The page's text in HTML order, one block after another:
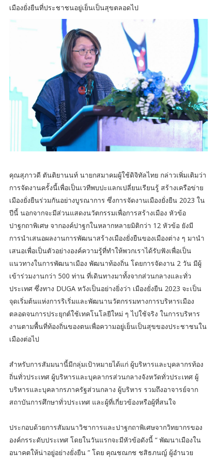
เมืองยั่งยืนที่ประชาชนอยู่เย็นเป็นสุขตลอดไป
คุณสุภาวดี ตันติยานนท์ นายกสมาคมผู้ใช้ดิจิทัลไทย กล่าวเพิ่มเติมว่า
การจัดงานครั้งนี้เพื่อเป็นเวทีพบปะแลกเปลี่ยนเรียนรู้ สร้างเครือข่าย
เมืองยั่งยืนร่วมกันอย่างบูรณาการ ซึ่งการจัดงานเมืองยั่งยืน 2023 ใน
ปีนี้ นอกจากจะมีส่วนแสดงนวัตกรรมเพื่อการสร้างเมือง หัวข้อ
ปาฐกถาพิเศษ จากองค์ปาฐกในหลากหลายมิติกว่า 12 หัวข้อ ยังมี
การนำเสนอผลงานการพัฒนาสร้างเมืองยั่งยืนของเมืองต่าง ๆ มานำ
เสนอเพื่อเป็นตัวอย่างองค์ความรู้ที่ทำให้พวกเราได้รับฟังเพื่อเป็น
แนวทางในการพัฒนาเมือง พัฒนาท้องถิ่น โดยการจัดงาน 2 วัน มีผู้
เข้าร่วมงานกว่า 500 ท่าน ที่เดินทางมาทั้งจากส่วนกลางและทั่ว
ประเทศ ซึ่งทาง DUGA หวังเป็นอย่างยิ่งว่า เมืองยั่งยืน 2023 จะเป็น
จุดเริ่มต้นแห่งการริเริ่มและพัฒนานวัตกรรมทางการบริหารเมือง
ตลอดจนการประยุกต์ใช้เทคโนโลยีใหม่ ๆ ไปใช้จริง ในการบริหาร
งานตามพื้นที่ท้องถิ่นของตนเพื่อความอยู่เย็นเป็นสุขของประชาชนใน
เมืองต่อไป
สำหรับการสัมมนานี้มีกลุ่มเป้าหมายได้แก่ ผู้บริหารและบุคลากรท้อง
ถิ่นทั่วประเทศ ผู้บริหารและบุคลากรส่วนกลางจังหวัดทั่วประเทศ ผู้
บริหารและบุคลากรภาครัฐส่วนกลาง ผู้บริหาร รวมถึงอาจารย์จาก
สถาบันการศึกษาทั่วประเทศ และผู้ที่เกี่ยวข้องหรือผู้ที่สนใจ
ประกอบด้วยการสัมมนาวิชาการและปาฐกถาพิเศษจากวิทยากรของ
องค์กรระดับประเทศ โดยในวันแรกจะมีหัวข้อดังนี้ “ พัฒนาเมืองใน
อนาคตให้น่าอยู่อย่างยั่งยืน ” โดย คุณชณกช ชสิธภนญ์ ผู้อำนวย